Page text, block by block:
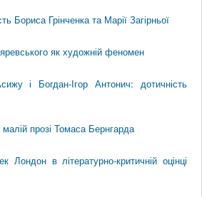
Бориса Грінченка та Марії Загірньої
як художній феномен
і Богдан-Ігор Антонич: дотичність
прозі Томаса Бернгарда
Лондон в літературно-критичній оцінці